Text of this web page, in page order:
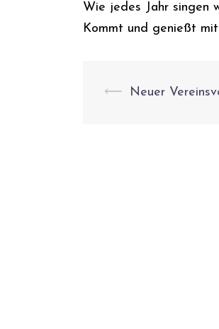
Wie jedes Jahr singen
Kommt und genießt
Beitrags-
⟵ Neuer